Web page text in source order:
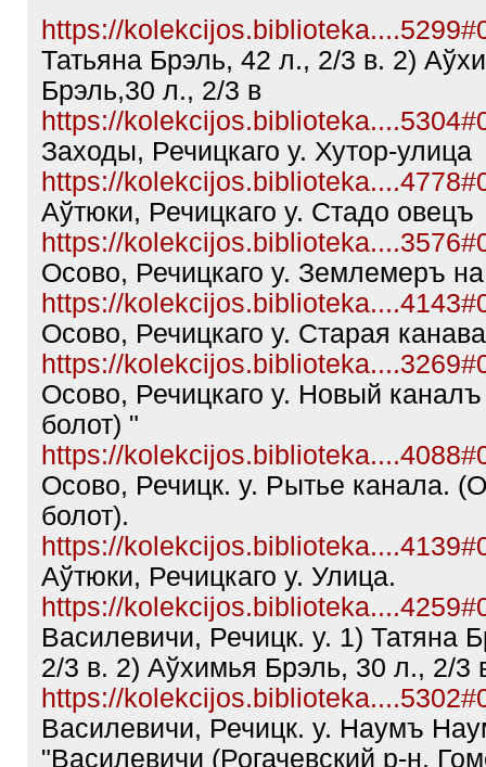
https://
Татьяна Брэль, 42 л., 2/3 в. 2)
Брэль,30 л., 2/3 в
https://
Заходы, Речицкаго у. Хутор-улица
https://
Аўтюки, Речицкаго у. Стадо овецъ
https://
Осово, Речицкаго у. Землемеръ
https://
Осово, Речицкаго у. Старая
https://
Осово, Речицкаго у. Новый
болот) "
https://
Осово, Речицк. у. Рытье канала.
болот).
https://
Аўтюки, Речицкаго у. Улица.
https://
Василевичи, Речицк. у. 1) Татяна
2/3 в. 2) Аўхимья Брэль, 30 л., 2/3
https://
Василевичи, Речицк. у. Наумъ
"Василевичи (Рогачевский р-н,